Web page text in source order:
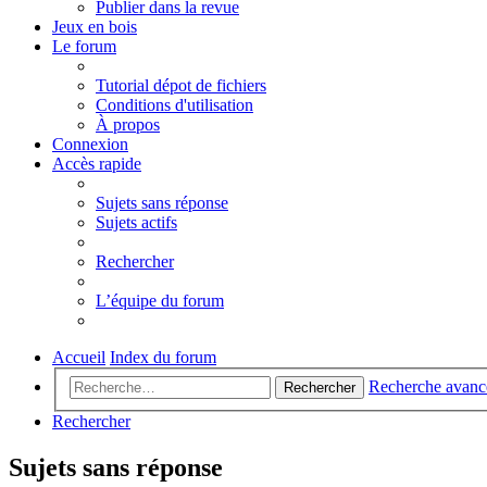
Publier dans la revue
Jeux en bois
Le forum
Tutorial dépot de fichiers
Conditions d'utilisation
À propos
Connexion
Accès rapide
Sujets sans réponse
Sujets actifs
Rechercher
L’équipe du forum
Accueil Index du forum
Rechercher
Recherche
Rechercher
Sujets sans réponse